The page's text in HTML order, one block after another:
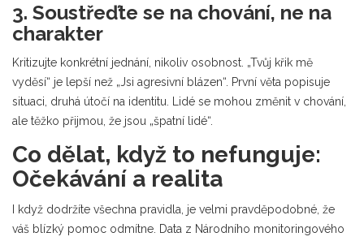
3. Soustřeďte se na chování, ne na
charakter
Kritizujte konkrétní jednání, nikoliv osobnost. „Tvůj křik mě
vyděsí“ je lepší než „Jsi agresivní blázen“. První věta popisuje
situaci, druhá útočí na identitu. Lidé se mohou změnit v chování,
ale těžko přijmou, že jsou „špatní lidé“.
Co dělat, když to nefunguje:
Očekávání a realita
I když dodržíte všechna pravidla, je velmi pravděpodobné, že
váš blízký pomoc odmítne. Data z Národního monitoringového